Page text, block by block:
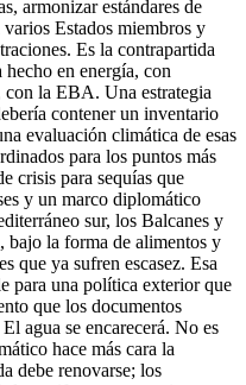
armonizar estándares de
Estados miembros y
Es la contrapartida
en energía, con
la EBA. Una estrategia
contener un inventario
evaluación climática de esas
para los puntos más
crisis para sequías que
y un marco diplomático
sur, los Balcanes y
bajo la forma de alimentos y
que ya sufren escasez. Esa
para una política exterior que
que los documentos
agua se encarecerá. No es
hace más cara la
debe renovarse; los